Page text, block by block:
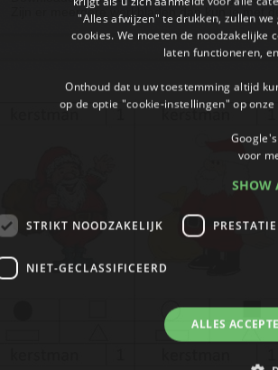
Zijn er meerdere werkbladen dan kun je met
"Alles afwijzen" te drukken, zullen
cookies. We moeten de noodzakelijke
laten functioneren,
Onthoud dat u uw toestemming altijd
op de optie "cookie-instellingen" op
voor
SHOW
STRIKT NOODZAKELIJK PRESTATIE
NIET-GECLASSIFICEERD
ALLES